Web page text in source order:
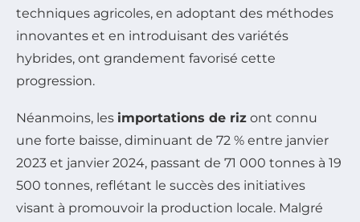
techniques agricoles, en adoptant des méthodes
innovantes et en introduisant des variétés
hybrides, ont grandement favorisé cette
progression.
Néanmoins, les importations de riz ont connu
une forte baisse, diminuant de 72 % entre janvier
2023 et janvier 2024, passant de 71 000 tonnes à 19
500 tonnes, reflétant le succès des initiatives
visant à promouvoir la production locale. Malgré